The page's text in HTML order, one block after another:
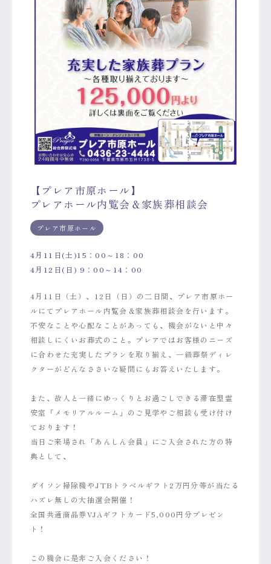
【プレア市原ホール】
プレアホール内覧会＆家族葬相談会
プレア市原ホール
4月11日(土)15：00～18：00
4月12日(日) 9：00～14：00
4月11日（土）、12日（日）の二日間、プレア市原ホー
ルにてプレアホール内覧会＆家族葬相談会を行います。
不安なことや心配なことがあっても、機会がないと中々
相談しにくいお葬式のこと。プレアではお客様のニーズ
に合わせた充実したプランを取り揃え、一級葬祭ディレ
クターがどんなささいな疑問にもお答えいたします。
また、故人と一緒にゆっくりとお過ごしできる滞在型霊
安室「メモリアルルーム」のご見学やご相談も受け付け
ております！
当日ご来場され「あんしん会員」にご入会された方の特
典として、
ダイソン掃除機やJTBトラベルギフト2万円分等が当たる
ハズレ無しの大抽選会開催！
全国共通商品券VJAギフトカード5,000円分プレゼン
ト！
この機会に是非ご入会ください！